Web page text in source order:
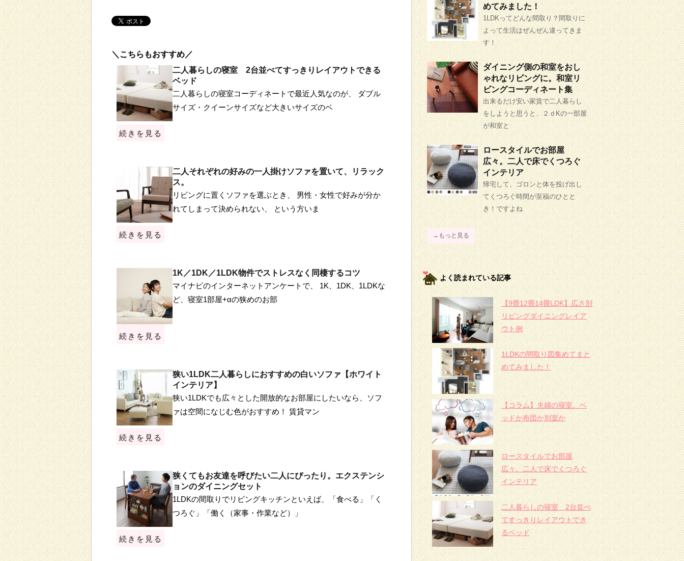
＼こちらもおすすめ／
二人暮らしの寝室 2台並べてすっきりレイアウトできる
ベッド
二人暮らしの寝室コーディネートで最近人気なのが、 ダブル
サイズ・クイーンサイズなど大きいサイズのベ
続きを見る
二人それぞれの好みの一人掛けソファを置いて、リラック
ス。
リビングに置くソファを選ぶとき、 男性・女性で好みが分か
れてしまって決められない、 という方いま
続きを見る
1K／1DK／1LDK物件でストレスなく同棲するコツ
マイナビのインターネットアンケートで、 1K、1DK、1LDKな
ど、寝室1部屋+αの狭めのお部
続きを見る
狭い1LDK二人暮らしにおすすめの白いソファ【ホワイト
インテリア】
狭い1LDKでも広々とした開放的なお部屋にしたいなら、ソフ
ァは空間になじむ色がおすすめ！ 賃貸マン
続きを見る
狭くてもお友達を呼びたい二人にぴったり。エクステンシ
ョンのダイニングセット
1LDKの間取りでリビングキッチンといえば、「食べる」「く
つろぐ」「働く（家事・作業など）」
続きを見る
めてみました！
1LDKってどんな間取り？間取りに
よって生活はぜんぜん違ってきま
す！
ダイニング側の和室をおし
ゃれなリビングに。和室リ
ビングコーディネート集
出来るだけ安い家賃で二人暮らし
をしようと思うと、２ｄKの一部屋
が和室と
ロースタイルでお部屋
広々。二人で床でくつろぐ
インテリア
帰宅して、ゴロンと体を投げ出し
てくつろぐ時間が至福のひとと
き！ですよね
→もっと見る
よく読まれている記事
【9畳12畳14畳LDK】広さ別
リビングダイニングレイア
ウト例
1LDKの間取り図集めてまと
めてみました！
【コラム】夫婦の寝室。ベ
ッドか布団か別室か
ロースタイルでお部屋
広々。二人で床でくつろぐ
インテリア
二人暮らしの寝室 2台並べ
てすっきりレイアウトでき
るベッド